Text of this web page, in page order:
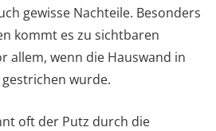
gewisse Nachteile. Besonders
kommt es zu sichtbaren
allem, wenn die Hauswand in
wurde.
oft der Putz durch die